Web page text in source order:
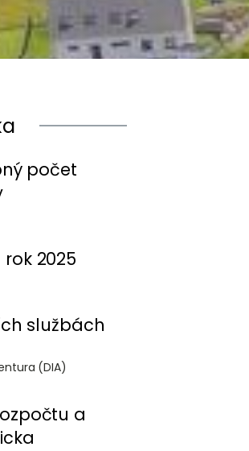
počet
2025
službách
agentura (DIA)
a